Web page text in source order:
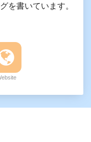
を書いています。